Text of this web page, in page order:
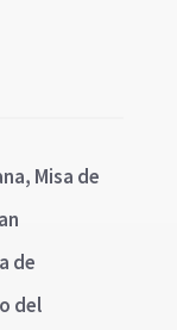
Misa de
de
del